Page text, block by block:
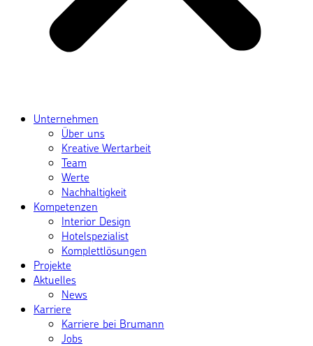
Unternehmen
Über uns
Kreative Wertarbeit
Team
Werte
Nachhaltigkeit
Kompetenzen
Interior Design
Hotelspezialist
Komplettlösungen
Projekte
Aktuelles
News
Karriere
Karriere bei Brumann
Jobs